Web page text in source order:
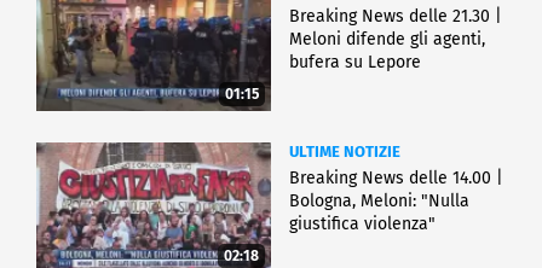
01:15
Breaking News delle 21.30 |
Meloni difende gli agenti,
bufera su Lepore
02:18
ULTIME NOTIZIE
Breaking News delle 14.00 |
Bologna, Meloni: "Nulla
giustifica violenza"